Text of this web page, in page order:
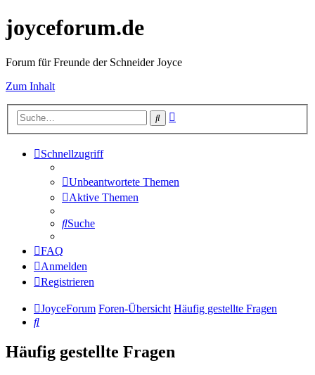
joyceforum.de
Forum für Freunde der Schneider Joyce
Zum Inhalt
Suche
Schnellzugriff
Unbeantwortete Themen
Aktive Themen
Suche
FAQ
Anmelden
Registrieren
JoyceForum Foren-Übersicht Häufig gestellte Fragen
Suche
Häufig gestellte Fragen